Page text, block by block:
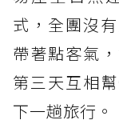
式，全團沒
帶著點客氣
第三天互相
下一趟旅行。